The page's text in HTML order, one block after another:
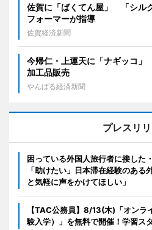
佐賀に「ばくてん屋」 「シル
フォーマーが指導
佐賀経済新聞
今帰仁・上運天に「ナギッコ
加工品販売
やんばる経済新聞
プレスリ
困っている外国人旅行者に接した
「助けたい」日本滞在経験のあ
と気軽に声をかけてほしい」
【TAC公務員】8/13(木)「オンラ
験入学）」を無料で開催！学習ス